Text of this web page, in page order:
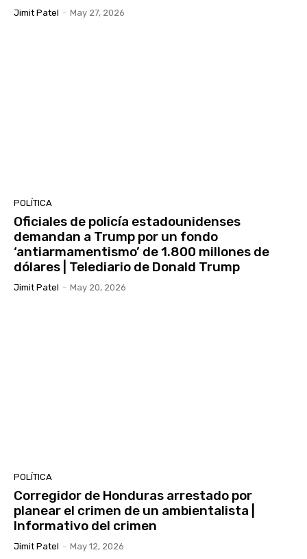
Jimit Patel - May 27, 2026
POLÍTICA
Oficiales de policía estadounidenses
demandan a Trump por un fondo
‘antiarmamentismo’ de 1.800 millones de
dólares | Telediario de Donald Trump
Jimit Patel - May 20, 2026
POLÍTICA
Corregidor de Honduras arrestado por
planear el crimen de un ambientalista |
Informativo del crimen
Jimit Patel - May 12, 2026